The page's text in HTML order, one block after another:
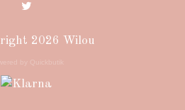
2026 Wilou
by Quickbutik